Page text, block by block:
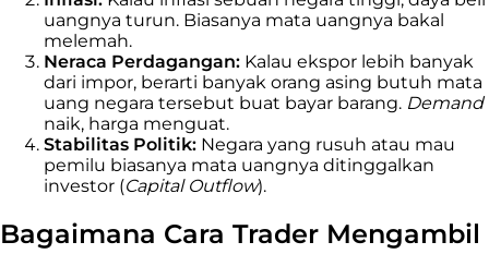
uangnya turun. Biasanya mata uangnya bakal
melemah.
Neraca Perdagangan: Kalau ekspor lebih banyak
dari impor, berarti banyak orang asing butuh mata
uang negara tersebut buat bayar barang. Demand
naik, harga menguat.
Stabilitas Politik: Negara yang rusuh atau mau
pemilu biasanya mata uangnya ditinggalkan
investor (Capital Outflow).
Bagaimana Cara Trader Mengambil